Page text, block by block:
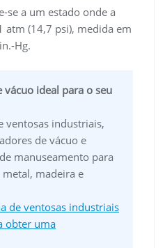
se a um estado onde a
atm (14,7 psi), medida em
Hg.
vácuo ideal para o seu
ventosas industriais,
de vácuo e
manuseamento para
madeira e
de ventosas industriais
obter uma